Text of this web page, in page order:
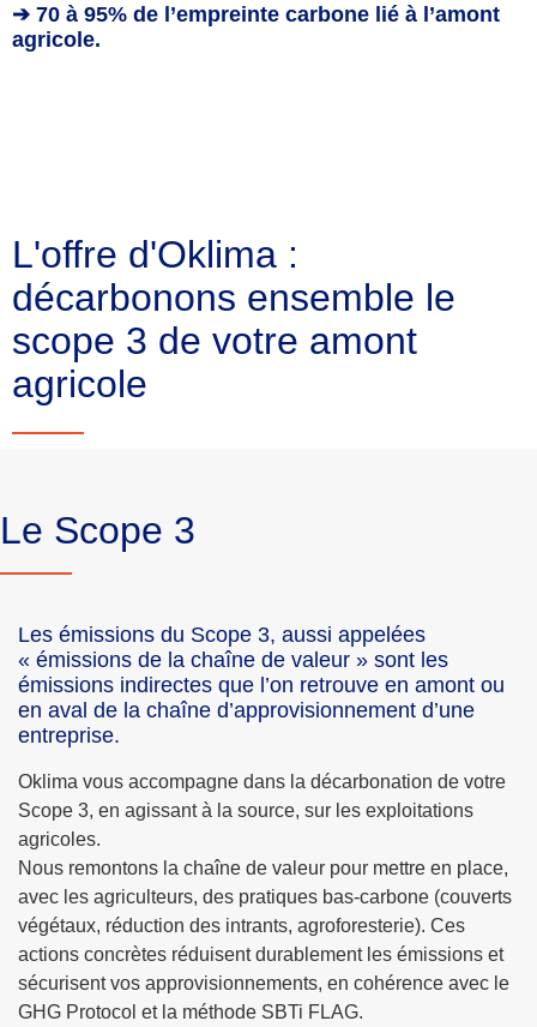
➔ 70 à 95% de l’empreinte carbone lié à l’amont
agricole.
L'offre d'Oklima :
décarbonons ensemble le
scope 3 de votre amont
agricole
Le Scope 3
Les émissions du Scope 3, aussi appelées
« émissions de la chaîne de valeur » sont les
émissions indirectes que l’on retrouve en amont ou
en aval de la chaîne d’approvisionnement d’une
entreprise.
Oklima vous accompagne dans la décarbonation de votre
Scope 3, en agissant à la source, sur les exploitations
agricoles.
Nous remontons la chaîne de valeur pour mettre en place,
avec les agriculteurs, des pratiques bas-carbone (couverts
végétaux, réduction des intrants, agroforesterie). Ces
actions concrètes réduisent durablement les émissions et
sécurisent vos approvisionnements, en cohérence avec le
GHG Protocol et la méthode SBTi FLAG.